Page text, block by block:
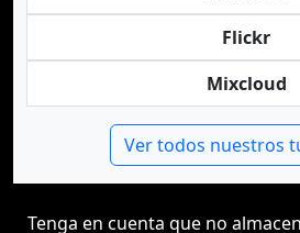
Flickr
Mixcloud
Ver todos nuestros
Tenga en cuenta que no